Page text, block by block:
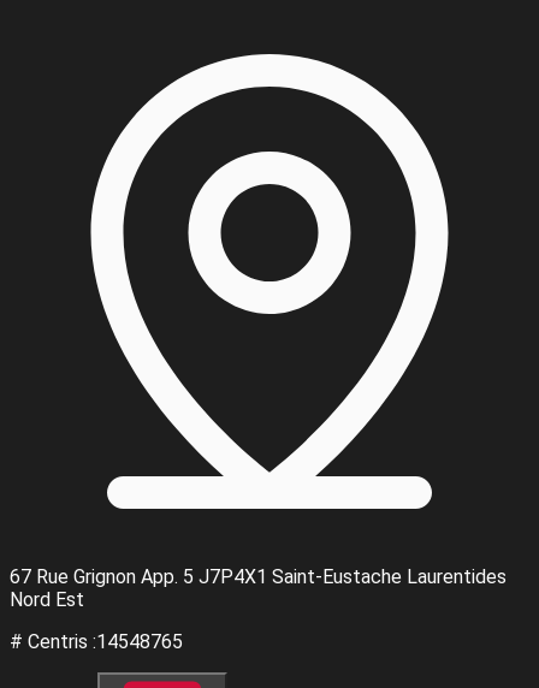
67 Rue Grignon App. 5 J7P4X1 Saint-Eustache Laurentides
Nord Est
# Centris :14548765